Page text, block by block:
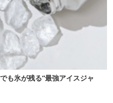
も氷が残る“最強アイスジャ